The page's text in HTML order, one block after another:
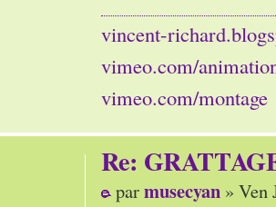
vincent-
vimeo.com/
vimeo.com/montage
Re:
parmusecyan » Ven